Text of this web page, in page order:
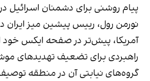
پیام روشنی برای دشمنان اسرائیل
نورمن رول، رییس پیشین میز ایران
آمریکا، پیش‌تر در صفحه ایکس خود
راهبردی برای تضعیف تهدیدهای
گروه‌های نیابتی آن در منطقه